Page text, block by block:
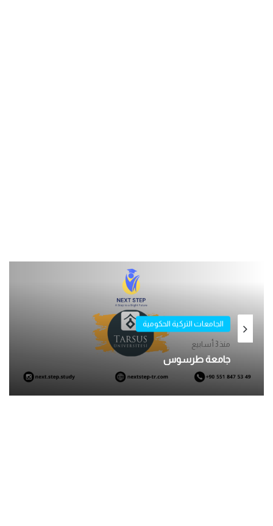
الجامعات التركية الحكومية
منذ 3 أسابيع
جامعة طرسوس
الجامعات التركية الحكومية